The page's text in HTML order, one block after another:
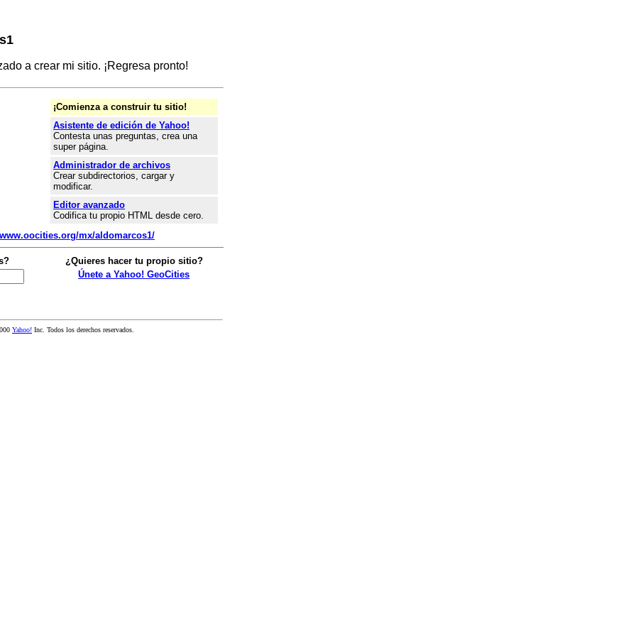
a crear mi sitio. ¡Regresa pronto!
¡Comienza a construir tu sitio!
Asistente de edición de Yahoo!
Contesta unas preguntas, crea una
super página.
Administrador de archivos
Crear subdirectorios, cargar y
modificar.
Editor avanzado
Codifica tu propio HTML desde cero.
mx/aldomarcos1/
¿Quieres hacer tu propio sitio?
Únete a Yahoo! GeoCities
Yahoo! Inc. Todos los derechos reservados.